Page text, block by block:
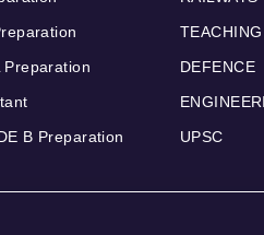
Preparation
B Preparation
TEACHING
DEFENCE
UPSC